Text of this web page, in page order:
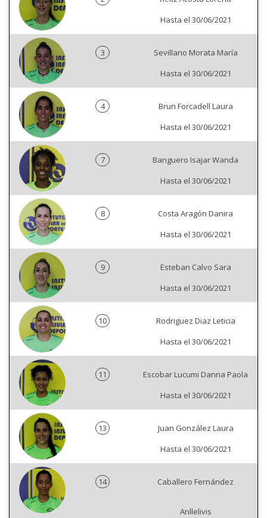
Hasta el 30/06/2021
3
Sevillano Morata María
Hasta el 30/06/2021
4
Brun Forcadell Laura
Hasta el 30/06/2021
7
Banguero Isajar Wanda
Hasta el 30/06/2021
8
Costa Aragón Danira
Hasta el 30/06/2021
9
Esteban Calvo Sara
Hasta el 30/06/2021
10
Rodriguez Diaz Leticia
Hasta el 30/06/2021
11
Escobar Lucumi Danna Paola
Hasta el 30/06/2021
13
Juan González Laura
Hasta el 30/06/2021
14 Caballero Fernández
Anllelivis